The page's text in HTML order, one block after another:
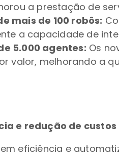
a prestação de
mais de 100 robôs:
a capacidade de
5.000 agentes: Os
valor, melhorando a
e redução de custos
eficiência e